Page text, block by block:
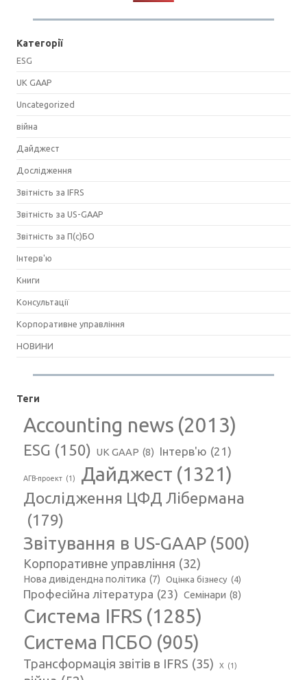
Категорії
ESG
UK GAAP
Uncategorized
війна
Дайджест
Дослідження
Звітність за IFRS
Звітність за US-GAAP
Звітність за П(с)БО
Інтерв'ю
Книги
Консультації
Корпоративне управління
НОВИНИ
Теги
Accounting news (2013)
ESG (150) UK GAAP (8) Інтерв'ю (21)
АГВ-проект (1) Дайджест (1321)
Дослідження ЦФД Лібермана
(179)
Звітування в US-GAAP (500)
Корпоративне управління (32)
Нова дивідендна політика (7) Оцінка бізнесу (4)
Професійна література (23) Семінари (8)
Система IFRS (1285)
Система ПСБО (905)
Трансформація звітів в IFRS (35) Х (1)